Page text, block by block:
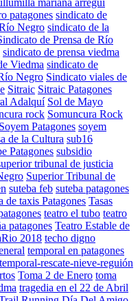
mariana arregui
patagones sindicato de
Negro sindicato de la
de Prensa de Río
sindicato de prensa viedma
Viedma sindicato de
Negro Sindicato viales de
Sitraic Sitraic Patagones
Adalquí Sol de Mayo
rock Somuncura Rock
Soyem Patagones soyem
de la Cultura sub16
Patagones subsidio
tribunal de justicia
Superior Tribunal de
suteba feb suteba patagones
de taxis Patagones Tasas
teatro el tubo teatro
patagones Teatro Estable de
2018 techo digno
temporal en patagones
temporal-rescate-nieve-reguión
Toma 2 de Enero toma
tragedia en el 22 de Abril